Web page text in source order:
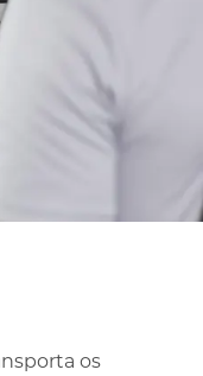
os